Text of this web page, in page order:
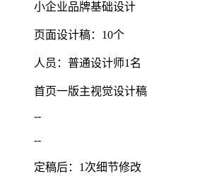
小企业品牌基础设计
页面设计稿：10个
人员：普通设计师1名
首页一版主视觉设计稿
--
--
定稿后：1次细节修改